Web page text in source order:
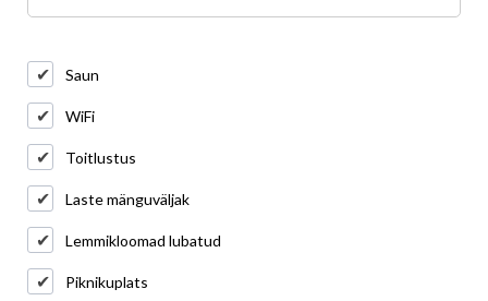
Saun
WiFi
Toitlustus
Laste mänguväljak
Lemmikloomad lubatud
Piknikuplats